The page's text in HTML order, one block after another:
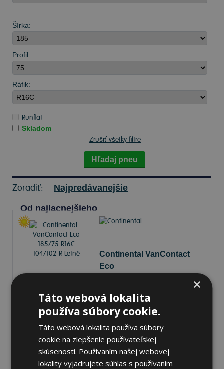
Šírka:
Profil:
Ráfik:
Runflat
Skladom
Zrušiť všetky filtre
Hľadaj pneu
Zoradiť: Najpredávanejšie
Od najlacnejšieho
Continental VanContact
Eco
A A
Na sklade 8 ks-K odberu na predajni 13.8.2026
K odberu na 17 pobočkách
130,17 € ks Do košíka
×
Táto webová lokalita
používa súbory cookie.
Táto webová lokalita používa súbory
cookie na zlepšenie používateľskej
skúsenosti. Používaním našej webovej
lokality vyjadrujete súhlas s používaním